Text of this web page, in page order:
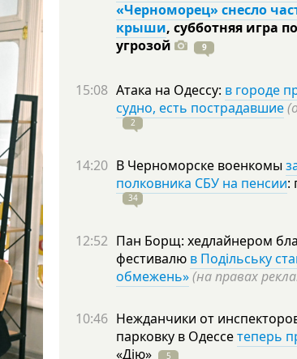
«Черноморец» снесло
крыши, субботняя игра
угрозой
9
15:08 Атака на Одессу: в городе
судно, есть пострадавшие
2
14:20 В Черноморске военкомы
полковника СБУ на пенсии:
34
12:52 Пан Борщ: хедлайнером
фестивалю в Подільську
обмежень»(на правах
10:46 Нежданчики от
парковку в Одессетеперь
«Дію»
5